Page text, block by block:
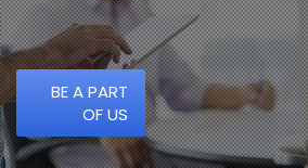
BE A PART
OF US